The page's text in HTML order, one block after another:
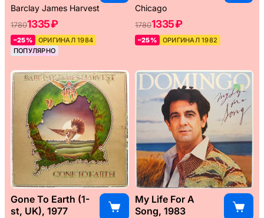
Barclay James Harvest
17801335 ₽
–25%
ОРИГИНАЛ 1984
ПОПУЛЯРНО
Chicago
17801335 ₽
–25% ОРИГИНАЛ 1982
Gone To Earth (1-
st, UK), 1977
My Life For A
Song, 1983